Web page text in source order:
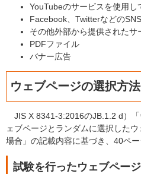
YouTubeのサービスを使用し
Facebook、Twitterなどの
その他外部から提供された
PDFファイル
バナー広告
ウェブページの選択方法
JIS X 8341-3:2016のJB.1.2 d）「
ェブページとランダムに選択した
場合」の記載内容に基づき、40ペー
試験を行ったウェブページ